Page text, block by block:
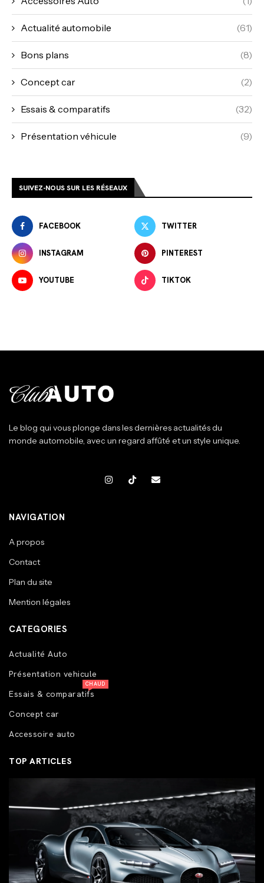
Actualité automobile (61)
Bons plans (8)
Concept car (2)
Essais & comparatifs (32)
Présentation véhicule (9)
SUIVEZ-NOUS SUR LES RÉSEAUX
FACEBOOK TWITTER
INSTAGRAM PINTEREST
YOUTUBE TIKTOK
Le blog qui vous plonge dans les dernières actualités du
monde automobile, avec un regard affûté et un style unique.
NAVIGATION
A propos
Contact
Plan du site
Mention légales
CATEGORIES
Actualité Auto
Présentation vehicule
Essais & comparatifs
CHAUD
Concept car
Accessoire auto
TOP ARTICLES